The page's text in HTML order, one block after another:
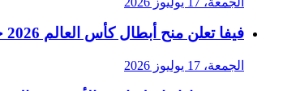
فيفا تعلن منح أبطال كأس العالم 2026 خواتم أبطال لأول مرة
الجمعة، 17 يوليوز 2026